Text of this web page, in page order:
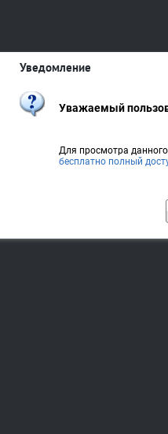
Уведомление
Уважаемый
Для просмотра
бесплатно полный